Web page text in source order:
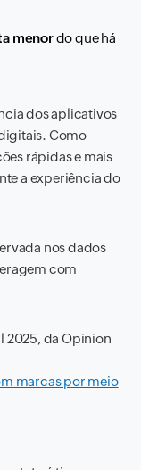
menordo que há
dos aplicativos
Como
rápidas e mais
a experiência do
nos dados
com
2025, da Opinion
marcas por meio